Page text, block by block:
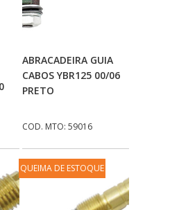
Adicionar Ao
Carrinho
ABRACADEIRA GUIA
CABOS YBR125 00/06
PRETO
COD. MTO: 59016
QUEIMA DE ESTOQUE